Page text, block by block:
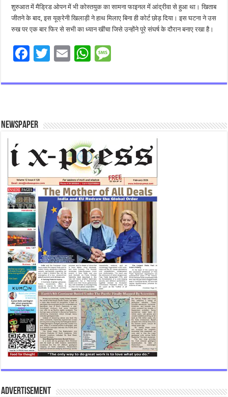
शुरुआत में मैड्रिड ओपन में भी कोस्तयुक का सामना फाइनल में आंद्रीवा से हुआ था। खिताब
जीतने के बाद, इस यूक्रेनी खिलाड़ी ने हाथ मिलाए बिना ही कोर्ट छोड़ दिया। इस घटना ने उस
रुख पर एक बार फिर से सभी का ध्यान खींचा जिसे उन्होंने पूरे संघर्ष के दौरान बनाए रखा है।
F
e
o
k
T
tt
E
ai
W
at
p
p
sa
e
Newspaper
Advertisement